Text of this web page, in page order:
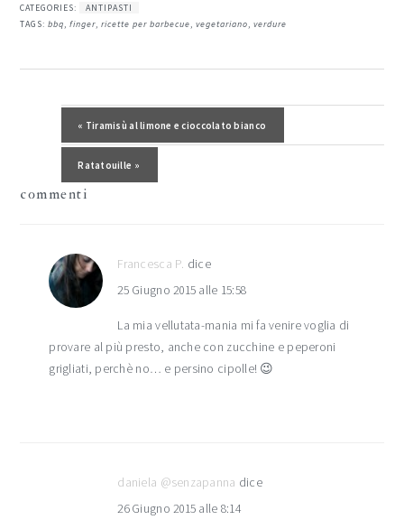
CATEGORIES:
ANTIPASTI
TAGS:bbq,finger,ricette per barbecue,vegetariano,verdure
Post precedente:
« Tiramisù al limone e cioccolato bianco
Post successivo:
Ratatouille »
lettore
commenti
Francesca P. dice
25 Giugno 2015 alle 15:58
La mia vellutata-mania mi fa venire voglia di
provare al più presto, anche con zucchine e peperoni
grigliati, perchè no… e persino cipolle! 😉
daniela @senzapanna dice
26 Giugno 2015 alle 8:14